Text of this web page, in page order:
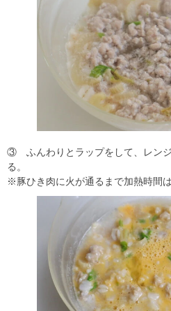
③ ふんわりとラップをして、レン
る。
※豚ひき肉に火が通るまで加熱時間